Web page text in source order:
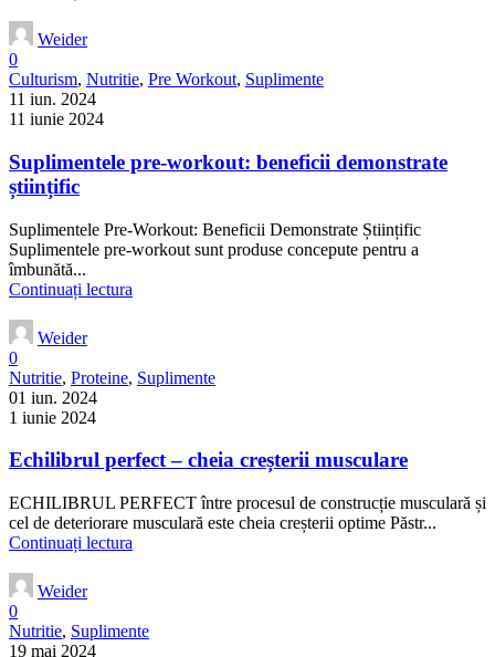
Weider
0
Culturism, Nutritie, Pre Workout, Suplimente
11 iun. 2024
11 iunie 2024
Suplimentele pre-workout: beneficii demonstrate
științific
Suplimentele Pre-Workout: Beneficii Demonstrate Științific
Suplimentele pre-workout sunt produse concepute pentru a
îmbunătă...
Continuați lectura
Weider
0
Nutritie, Proteine, Suplimente
01 iun. 2024
1 iunie 2024
Echilibrul perfect – cheia creșterii musculare
ECHILIBRUL PERFECT între procesul de construcție musculară și
cel de deteriorare musculară este cheia creșterii optime Păstr...
Continuați lectura
Weider
0
Nutritie, Suplimente
19 mai 2024